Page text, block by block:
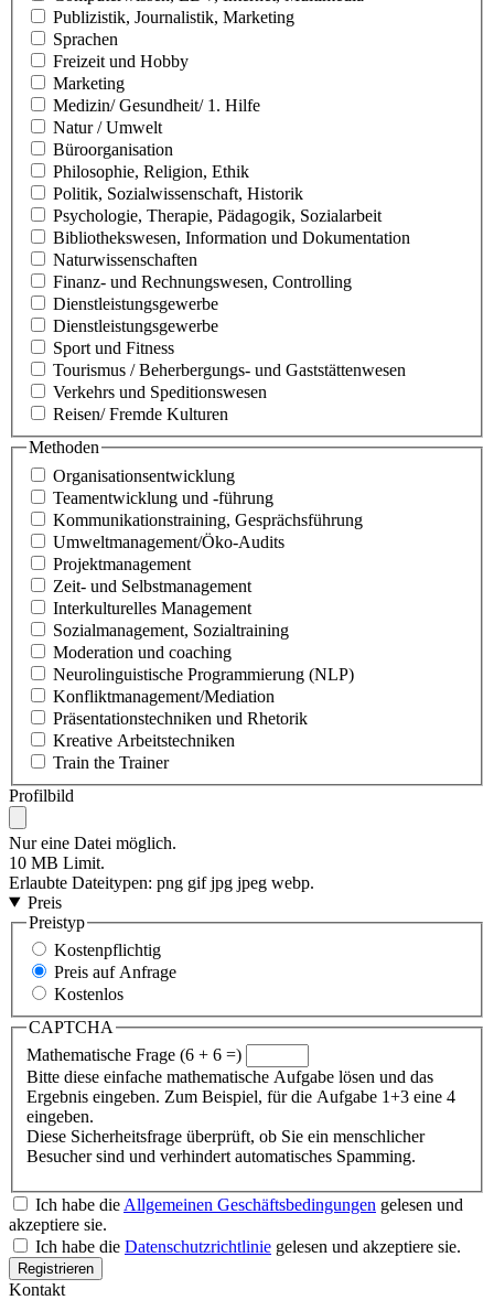
Publizistik, Journalistik, Marketing
Sprachen
Freizeit und Hobby
Marketing
Medizin/ Gesundheit/ 1. Hilfe
Natur / Umwelt
Büroorganisation
Philosophie, Religion, Ethik
Politik, Sozialwissenschaft, Historik
Psychologie, Therapie, Pädagogik, Sozialarbeit
Bibliothekswesen, Information und Dokumentation
Naturwissenschaften
Finanz- und Rechnungswesen, Controlling
Dienstleistungsgewerbe
Dienstleistungsgewerbe
Sport und Fitness
Tourismus / Beherbergungs- und Gaststättenwesen
Verkehrs und Speditionswesen
Reisen/ Fremde Kulturen
Methoden
Organisationsentwicklung
Teamentwicklung und -führung
Kommunikationstraining, Gesprächsführung
Umweltmanagement/Öko-Audits
Projektmanagement
Zeit- und Selbstmanagement
Interkulturelles Management
Sozialmanagement, Sozialtraining
Moderation und coaching
Neurolinguistische Programmierung (NLP)
Konfliktmanagement/Mediation
Präsentationstechniken und Rhetorik
Kreative Arbeitstechniken
Train the Trainer
Profilbild
Nur eine Datei möglich.
10 MB Limit.
Erlaubte Dateitypen: png gif jpg jpeg webp.
Preis
Preistyp
Kostenpflichtig
Preis auf Anfrage
Kostenlos
CAPTCHA
Mathematische Frage (6 + 6 =)
Bitte diese einfache mathematische Aufgabe lösen und das
Ergebnis eingeben. Zum Beispiel, für die Aufgabe 1+3 eine 4
eingeben.
Diese Sicherheitsfrage überprüft, ob Sie ein menschlicher
Besucher sind und verhindert automatisches Spamming.
Ich habe die Allgemeinen Geschäftsbedingungen gelesen und
akzeptiere sie.
Ich habe die Datenschutzrichtlinie gelesen und akzeptiere sie.
Kontakt